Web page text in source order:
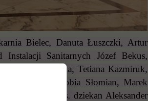
Bielec, Danuta Łuszczki, Artur
Instalacji Sanitarnych Józef Bekus,
Krupka, Tetiana Kazmiruk,
Zenobia Słomian, Marek
Papierz oraz ks. dziekan Aleksander